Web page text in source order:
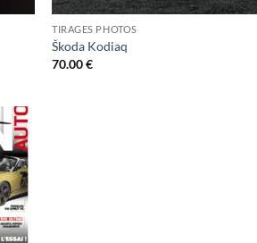
TIRAGES PHOTOS
Škoda Kodiaq
70.00€